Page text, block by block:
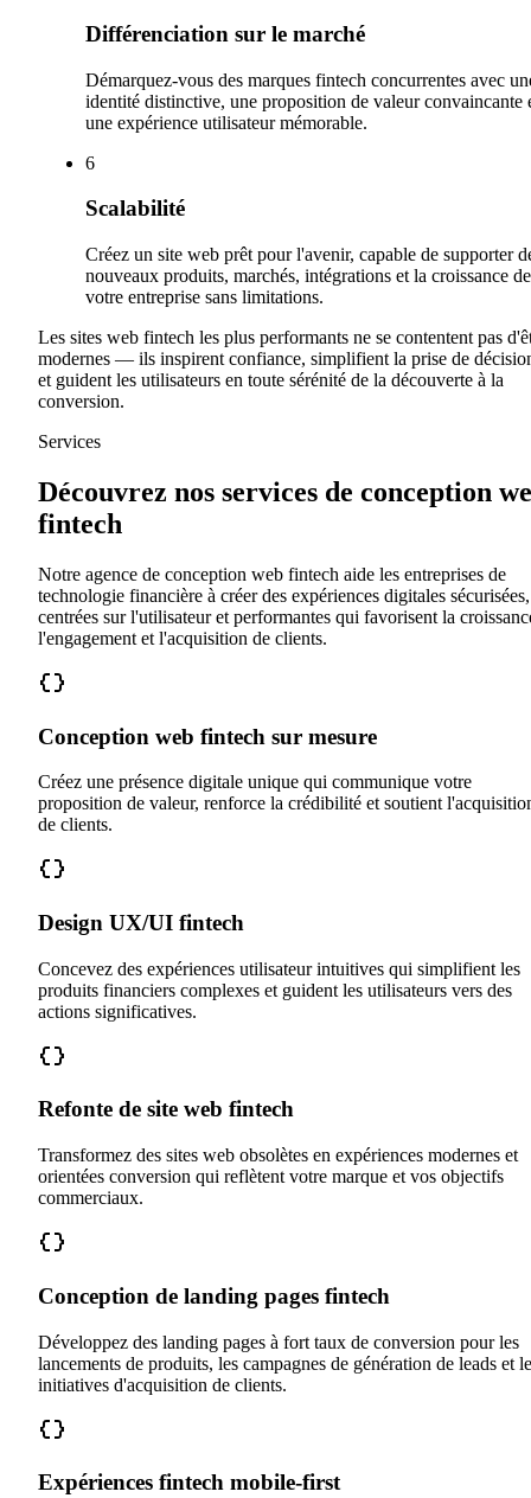
Différenciation sur le marché
Démarquez-vous des marques fintech concurrentes avec
identité distinctive, une proposition de valeur convaincante
une expérience utilisateur mémorable.
6
Scalabilité
Créez un site web prêt pour l'avenir, capable de supporter
nouveaux produits, marchés, intégrations et la croissance de
votre entreprise sans limitations.
Les sites web fintech les plus performants ne se contentent pas
modernes — ils inspirent confiance, simplifient la prise de
et guident les utilisateurs en toute sérénité de la découverte à la
conversion.
Services
Découvrez nos services de conception
fintech
Notre agence de conception web fintech aide les entreprises de
technologie financière à créer des expériences digitales sécurisées,
centrées sur l'utilisateur et performantes qui favorisent la
l'engagement et l'acquisition de clients.
Conception web fintech sur mesure
Créez une présence digitale unique qui communique votre
proposition de valeur, renforce la crédibilité et soutient
de clients.
Design UX/UI fintech
Concevez des expériences utilisateur intuitives qui simplifient les
produits financiers complexes et guident les utilisateurs vers des
actions significatives.
Refonte de site web fintech
Transformez des sites web obsolètes en expériences modernes et
orientées conversion qui reflètent votre marque et vos objectifs
commerciaux.
Conception de landing pages fintech
Développez des landing pages à fort taux de conversion pour les
lancements de produits, les campagnes de génération de leads et
initiatives d'acquisition de clients.
Expériences fintech mobile-first